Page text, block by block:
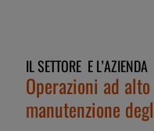
IL SETTORE E L’AZIENDA
Operazioni ad
manutenzione